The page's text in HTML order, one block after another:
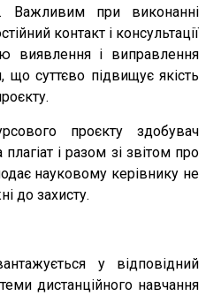
Важливим при виконанні
контакт і консультації
виявлення і виправлення
що суттєво підвищує якість
проєкту здобувач
і разом зі звітом про
науковому керівнику не
до захисту.
у відповідний
дистанційного навчання